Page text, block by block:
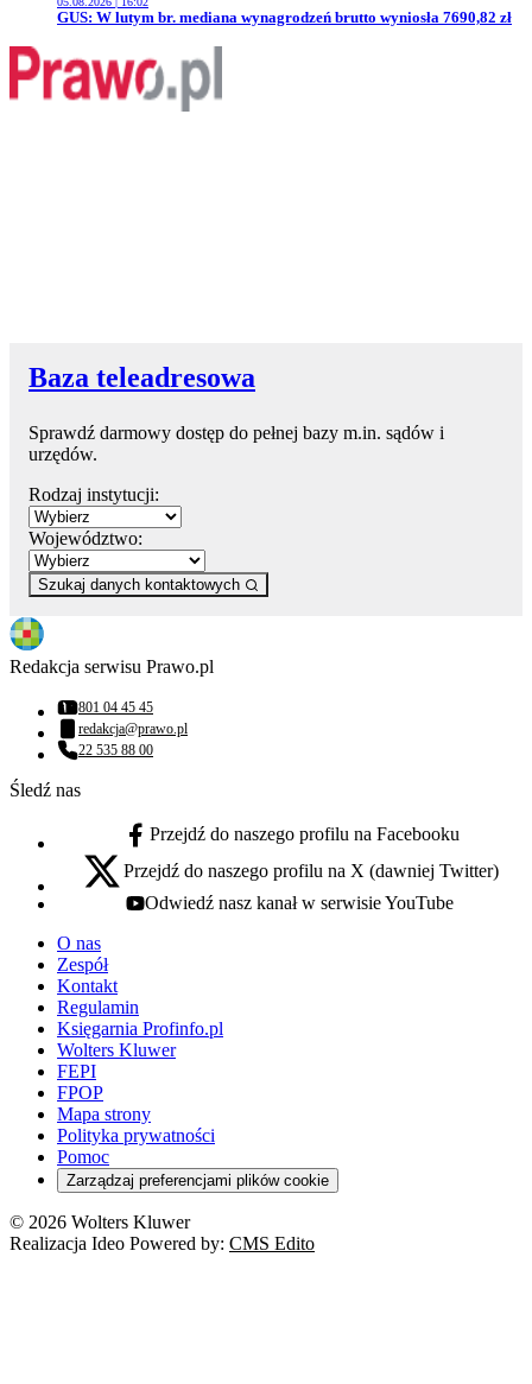
Przejdź do artykułu:
GUS: W lutym br. mediana wynagrodzeń brutto wyniosła 7690,82 zł
Baza teleadresowa
Sprawdź darmowy dostęp do pełnej bazy m.in. sądów i
urzędów.
Rodzaj instytucji:
Województwo:
Szukaj danych kontaktowych
Redakcja serwisu Prawo.pl
Numer telefonu:
801 04 45 45
Adres email:
redakcja@prawo.pl
Numer telefonu:
22 535 88 00
Śledź nas
facebook - otwiera się w nowej karcie
Przejdź do naszego profilu na Facebooku
x - otwiera się w nowej karcie
Przejdź do naszego profilu na X (dawniej Twitter)
youtube - otwiera się w nowej karcie
Odwiedź nasz kanał w serwisie YouTube
O nas
Zespół
Kontakt
Regulamin
Księgarnia Profinfo.pl
Wolters Kluwer
FEPI
FPOP
Mapa strony
Polityka prywatności
Pomoc
Zarządzaj preferencjami plików cookie
© 2026 Wolters Kluwer
Realizacja Ideo Powered by: CMS Edito